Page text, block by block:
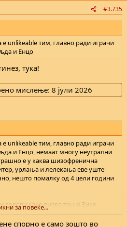
#3.735
е unlikeable тим, главно ради играчи
и Енцо
тука!
мислење: 8 јули 2026
е unlikeable тим, главно ради играчи
и Енцо, немаат многу неутрални
е у каква шизофренична
урлања и лелекања еве уште
нешто помалку од 4 цели години
голови како вчера тој на Зико
беше играчот на
му стапна тој од Египет. Во тој
за повеќе...
спорно е само зошто во